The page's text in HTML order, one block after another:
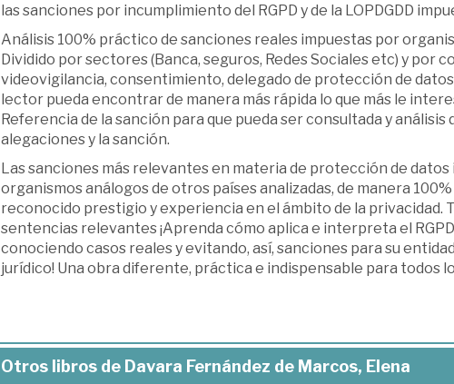
las sanciones por incumplimiento del RGPD y de la LOPDGDD
Análisis 100% práctico de sanciones reales impuestas por
Dividido por sectores (Banca, seguros, Redes Sociales etc) y por
videovigilancia, consentimiento, delegado de protección de
lector pueda encontrar de manera más rápida lo que más le
Referencia de la sanción para que pueda ser consultada y
alegaciones y la sanción.
Las sanciones más relevantes en materia de protección de
organismos análogos de otros países analizadas, de manera
reconocido prestigio y experiencia en el ámbito de la privacidad.
sentencias relevantes ¡Aprenda cómo aplica e interpreta el
conociendo casos reales y evitando, así, sanciones para su
jurídico! Una obra diferente, práctica e indispensable para todos
Otros libros de Davara Fernández de Marcos, Elena